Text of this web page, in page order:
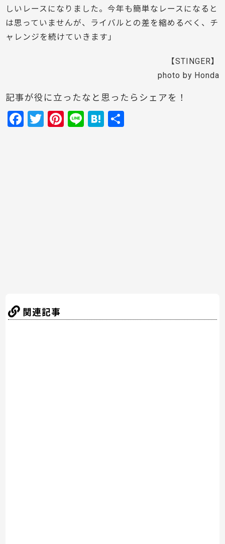
しいレースになりました。今年も簡単なレースになると
は思っていませんが、ライバルとの差を縮めるべく、チ
ャレンジを続けていきます」
【STINGER】
photo by Honda
記事が役に立ったなと思ったらシェアを！
F
T
Pi Li H
関連記事